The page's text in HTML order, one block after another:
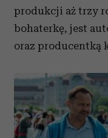
produkcji aż trzy
bohaterkę, jest
oraz producentką